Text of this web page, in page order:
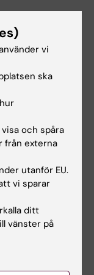
från
är ju
säker vård.
och att det
förhindra
är också
arbetsmiljö
främjar
människan,
och
vi
ska
och spåra
från externa
utanför EU.
vi sparar
ditt
vänster på